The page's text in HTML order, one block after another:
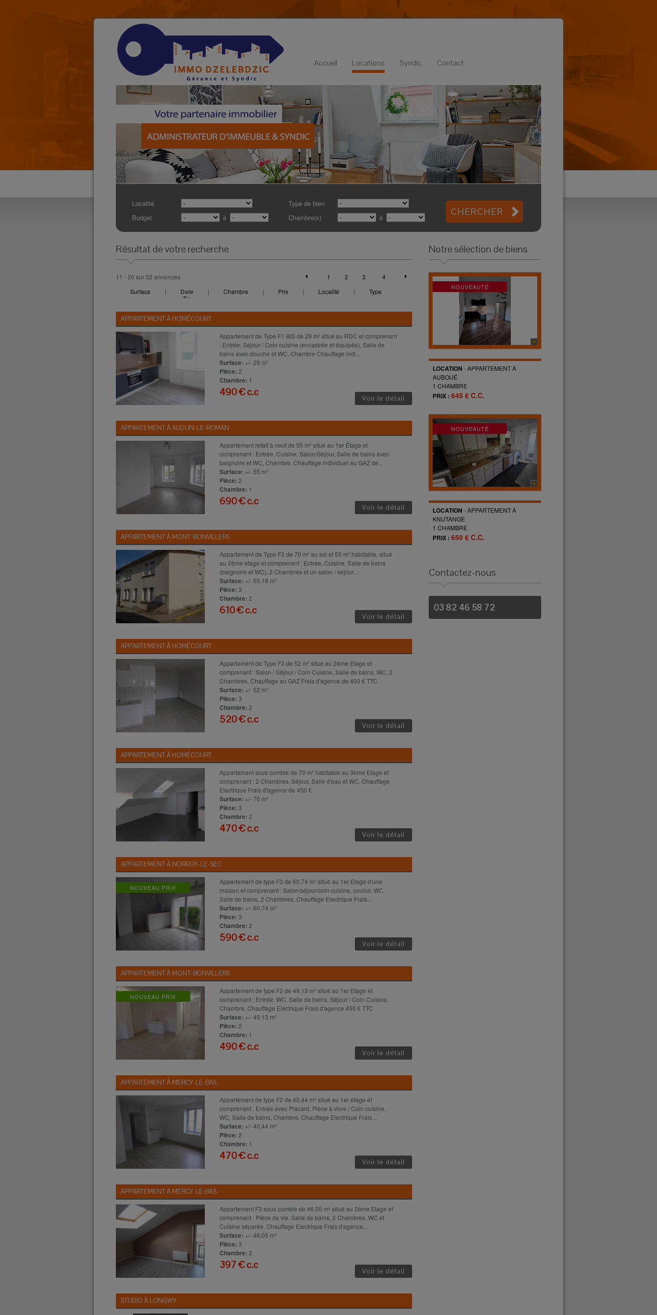
Accueil Locations Syndic Contact
Localité
Type de bien
Budget
à Chambre(s) à
Résultat de votre recherche
11 - 20 sur 32 annonces 1 2 3
4
Surface
| Date | Chambre | Prix | Localité | Type
APPARTEMENT À HOMÉCOURT
Appartement de Type F1 BIS de 29 m² situé au RDC et comprenant
: Entrée, Séjour / Coin cuisine (encastrée et équipée), Salle de
bains avec douche et WC, Chambre Chauffage indi...
Surface: +/- 29 m²
Pièce: 2
Chambre: 1
490 € c.c Voir le détail
APPARTEMENT ÀAUDUN-LE-ROMAN
Appartement refait à neuf de 55 m² situé au 1er Étage et
comprenant : Entrée, Cuisine, Salon/Séjour, Salle de bains avec
baignoire et WC, Chambre. Chauffage individuel au GAZ de...
Surface: +/- 55 m²
Pièce: 2
Chambre: 1
690 € c.c Voir le détail
APPARTEMENT À MONT-BONVILLERS
Appartement de Type F3 de 70 m² au sol et 55 m² habitable, situé
au 2ème étage et comprenant : Entrée, Cuisine, Salle de bains
(baignoire et WC), 2 Chambres et un salon / séjour...
Surface: +/- 55,18 m²
Pièce: 3
Chambre: 2
610 € c.c Voir le détail
APPARTEMENT À HOMÉCOURT
Appartement de Type F3 de 52 m² situé au 2ème Etage et
comprenant : Salon / Séjour / Coin Cuisine, Salle de bains, WC, 2
Chambres, Chauffage au GAZ Frais d'agence de 400 € TTC
Surface: +/- 52 m²
Pièce: 3
Chambre: 2
520 € c.c Voir le détail
APPARTEMENT À HOMÉCOURT
Appartement sous comble de 70 m² habitable au 3ème Etage et
comprenant : 2 Chambres, Séjour, Salle d'eau et WC, Chauffage
Electrique Frais d'agence de 450 €
Surface: +/- 70 m²
Pièce: 3
Chambre: 2
470 € c.c Voir le détail
APPARTEMENT À NORROY-LE-SEC
NOUVEAU PRIX
Appartement de type F3 de 60.74 m² situé au 1er Etage d'une
maison et comprenant : Salon/séjour/coin cuisine, couloir, WC,
Salle de bains, 2 Chambres, Chauffage Electrique Frais...
Surface: +/- 60,74 m²
Pièce: 3
Chambre: 2
590 € c.c Voir le détail
APPARTEMENT À MONT-BONVILLERS
NOUVEAU PRIX
Appartement de type F2 de 49.13 m² situé au 1er Etage et
comprenant : Entrée, WC, Salle de bains, Séjour / Coin Cuisine,
Chambre, Chauffage Electrique Frais d'agence 450 € TTC
Surface: +/- 49,13 m²
Pièce: 2
Chambre: 1
490 € c.c Voir le détail
APPARTEMENT À MERCY-LE-BAS
Appartement de type F2 de 40.44 m² situé au 1er étage et
comprenant : Entrée avec Placard, Pièce à vivre / Coin cuisine,
WC, Salle de bains, Chambre, Chauffage Electrique Frais ...
Surface: +/- 40,44 m²
Pièce: 2
Chambre: 1
470 € c.c Voir le détail
APPARTEMENT À MERCY-LE-BAS
Appartement F3 sous comble de 46.05 m² situé au 2ème Etage et
comprenant : Pièce de vie, Salle de bains, 2 Chambres, WC et
Cuisine séparée, Chauffage Electrique Frais d'agence...
Surface: +/- 46,05 m²
Pièce: 3
Chambre: 2
397 € c.c Voir le détail
STUDIO À LONGWY
Notre sélection de biens
NOUVEAUTÉ
LOCATION -APPARTEMENTÀ
AUBOUÉ
1 CHAMBRE
PRIX : 645 € C.C.
NOUVEAUTÉ
LOCATION -APPARTEMENTÀ
KNUTANGE
1 CHAMBRE
PRIX : 650 € C.C.
Contactez-nous
03 82 46 58 72